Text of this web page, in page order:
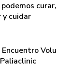
y cuidar
Encuentro